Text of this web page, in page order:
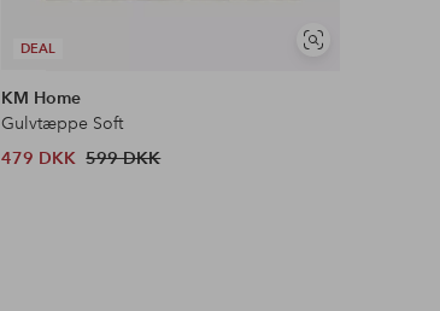
DEAL
Se
KM Home
Gulvtæppe Soft
479 DKK 599 DKK